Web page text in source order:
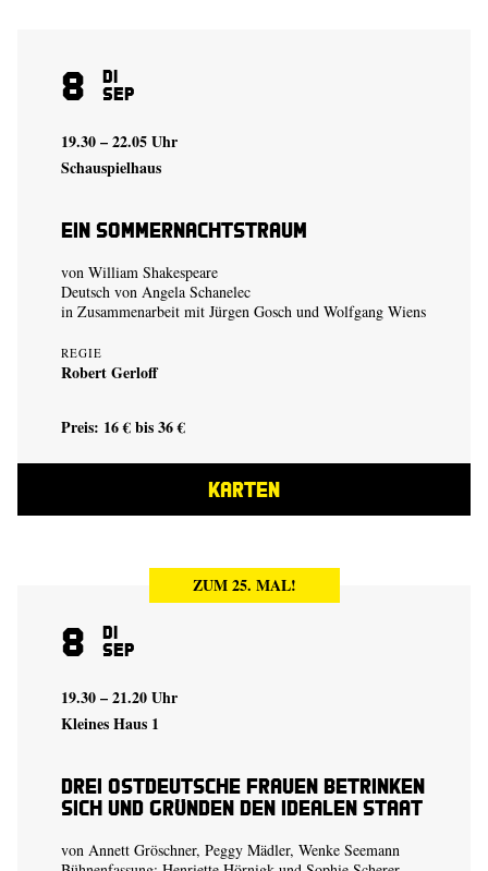
8 Di
Sep
19.30 – 22.05 Uhr
Schauspielhaus
Ein Sommer­nachtstraum
von William Shakespeare
Deutsch von Angela Schanelec
in Zusammenarbeit mit Jürgen Gosch und Wolfgang Wiens
REGIE
Robert Gerloff
Preis: 16 € bis 36 €
KARTEN
ZUM 25. MAL!
8 Di
Sep
19.30 – 21.20 Uhr
Kleines Haus 1
Drei ostdeutsche Frauen betrinken
sich und gründen den idealen Staat
von Annett Gröschner, Peggy Mädler, Wenke Seemann